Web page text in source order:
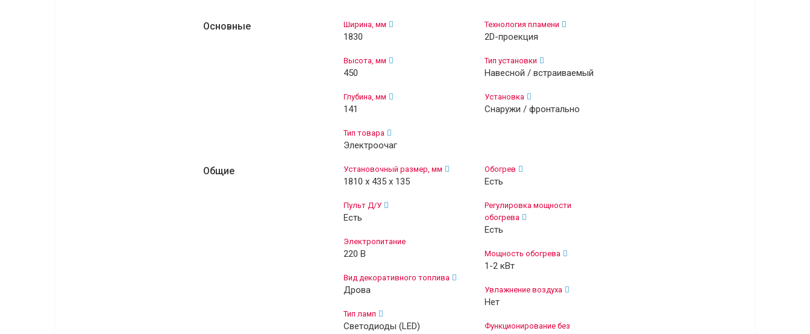
Основные Ширина, мм
1830
Высота, мм
450
Глубина, мм
141
Тип товара
Электроочаг
Технология пламени
2D-проекция
Тип установки
Навесной / встраиваемый
Установка
Снаружи / фронтально
Общие Установочный размер, мм
1810 х 435 х 135
Пульт Д/У
Есть
Электропитание
220 В
Вид декоративного топлива
Дрова
Тип ламп
Светодиоды (LED)
Обогрев
Есть
Регулировка мощности
обогрева
Есть
Мощность обогрева
1-2 кВт
Увлажнение воздуха
Нет
Функционирование без